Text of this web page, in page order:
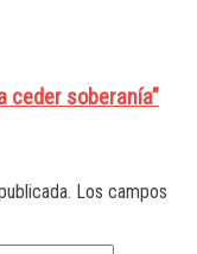
ceder soberanía”
Los campos